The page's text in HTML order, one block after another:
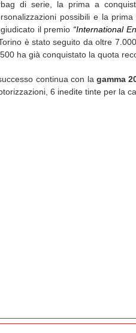
di serie, la prima a
possibili e la
il premio “International
è stato seguito da oltre
ha già conquistato la quota
continua con la gamma
6 inedite tinte per la